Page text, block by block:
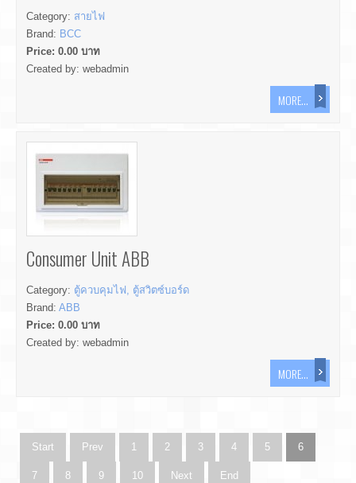
Category: สายไฟ
Brand: BCC
Price: 0.00 บาท
Created by: webadmin
MORE...
Consumer Unit ABB
Category: ตู้ควบคุมไฟ, ตู้สวิตซ์บอร์ด
Brand: ABB
Price: 0.00 บาท
Created by: webadmin
MORE...
Start Prev 1 2 3 4 5 6
7 8 9 10 Next End